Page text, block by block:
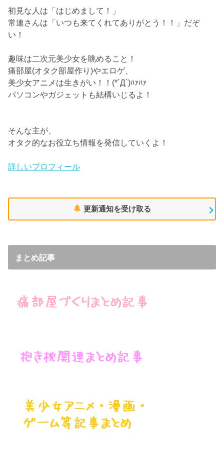
初見な人は「はじめまして！」
常連さんは「いつも来てくれてありがとう！！」だぞ
い！
趣味は二次元美少女を眺めること！
痛部屋(オタク部屋作り)やエロゲ、
美少女アニメは生きがい！！(*´Д`)ﾊｧﾊｧ
パソコンやガジェットも結構いじるよ！
そんな主が、
オタク的なお役立ち情報を発信していくよ！
詳しいプロフィール
更新通知を受け取る
まとめ記事